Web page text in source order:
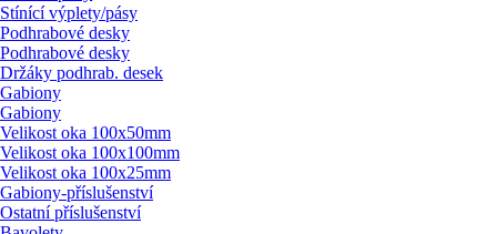
Stínící výplety/pásy
Podhrabové desky
Podhrabové desky
Držáky podhrab. desek
Gabiony
Gabiony
Velikost oka 100x50mm
Velikost oka 100x100mm
Velikost oka 100x25mm
Gabiony-příslušenství
Ostatní příslušenství